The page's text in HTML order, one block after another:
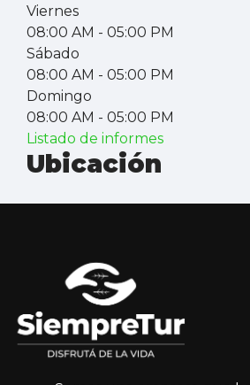
Viernes
08:00 AM - 05:00 PM
Sábado
08:00 AM - 05:00 PM
Domingo
08:00 AM - 05:00 PM
Listado de informes
Ubicación